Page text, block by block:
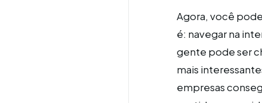
Agora, você
é: navegar na
gente pode ser
mais
empresas